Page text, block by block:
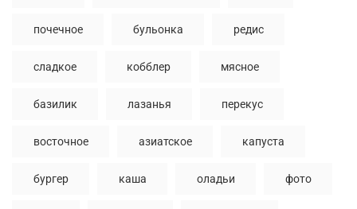
почечное бульонка редис
сладкое кобблер мясное
базилик лазанья перекус
восточное азиатское капуста
бургер каша оладьи фото